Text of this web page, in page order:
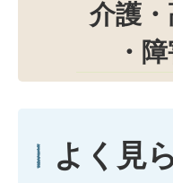
介護
・
よく見